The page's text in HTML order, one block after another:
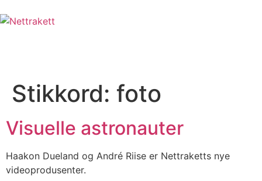
Stikkord: foto
Visuelle astronauter
Haakon Dueland og André Riise er Nettraketts nye
videoprodusenter.